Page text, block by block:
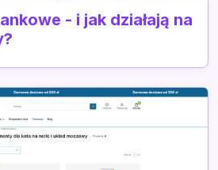
- i jak działają na